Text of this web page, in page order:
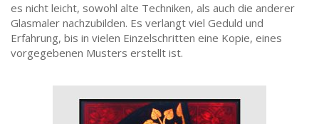
SCHWEIZER STÄNDESCHEIBEN
STÄDTE & GEBÄUDE
TIERE
VERSCHIEDENES
SAKRALE-, HEILIGEN- MOTIVE
SCHWEIZER STÄNDESCHEIBEN
STÄDTE, GEBÄUDE
TIERMOTIVE
es nicht leicht, sowohl alte Techniken, als auch die anderer
Glasmaler nachzubilden. Es verlangt viel Geduld und
Erfahrung, bis in vielen Einzelschritten eine Kopie, eines
vorgegebenen Musters erstellt ist.